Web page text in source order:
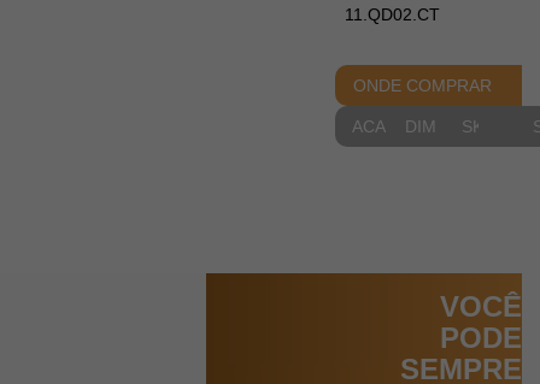
11.QD02.CT
ONDE COMPRAR
ACABAMENTOS
DIMENSIONAIS
VOCÊ
PODE
SEMPRE